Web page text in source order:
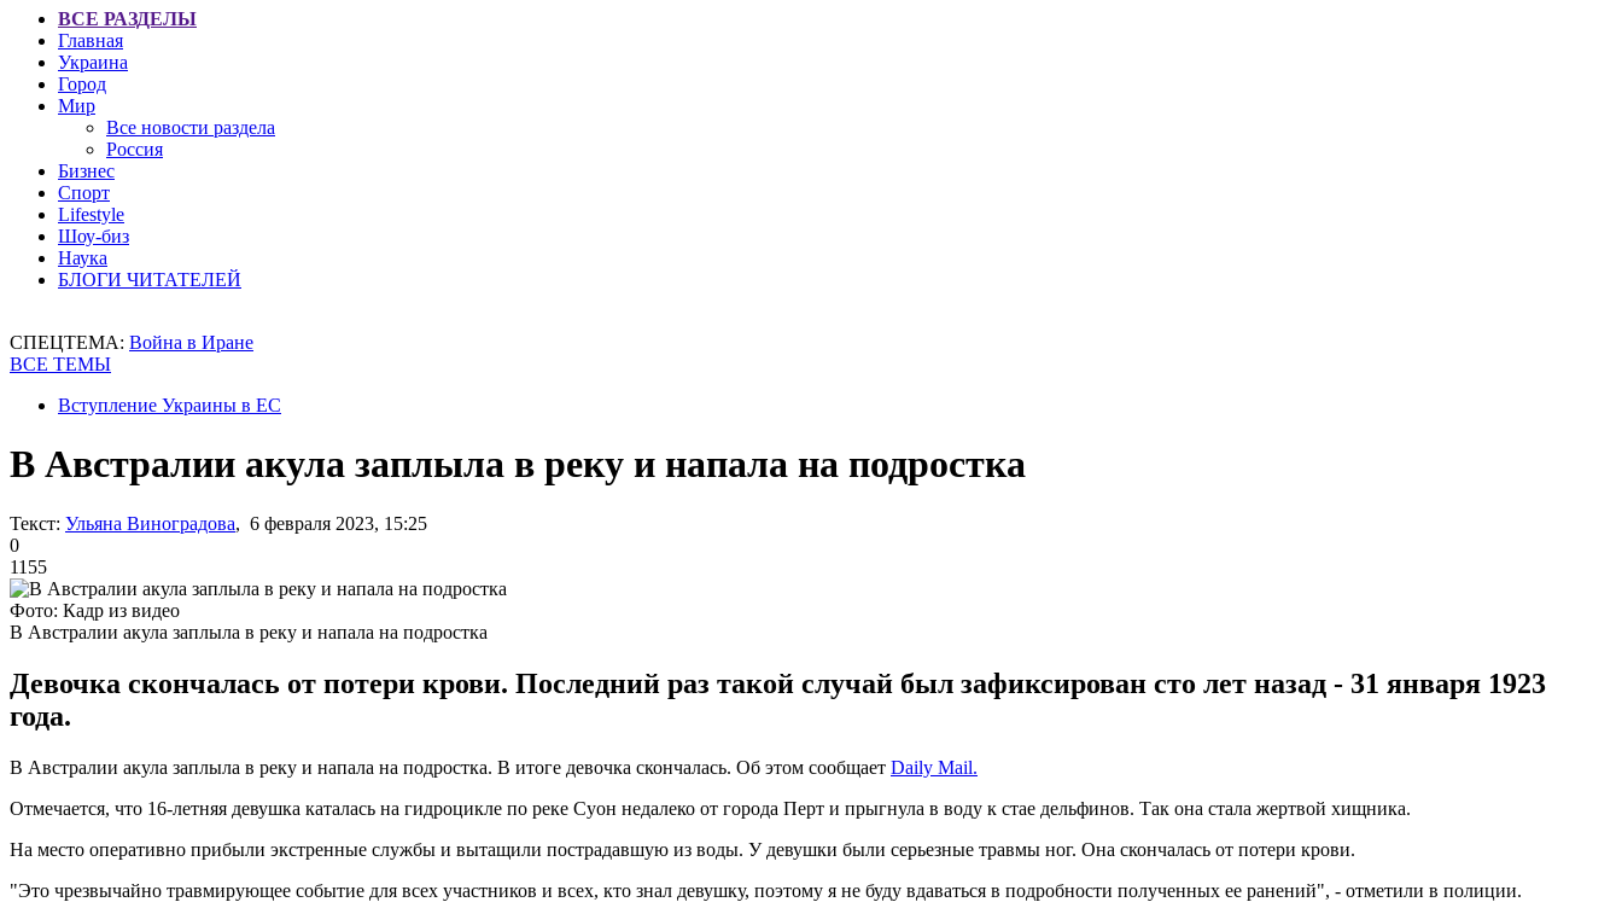
ВСЕ РАЗДЕЛЫ
Главная
Украина
Город
Мир
Все новости раздела
Россия
Бизнес
Спорт
Lifestyle
Шоу-биз
Наука
БЛОГИ ЧИТАТЕЛЕЙ
СПЕЦТЕМА: Война в Иране
ВСЕ ТЕМЫ
Вступление Украины в ЕС
В Австралии акула заплыла в реку и напала на подростка
Текст: Ульяна Виноградова, 6 февраля 2023, 15:25
0
1155
Фото: Кадр из видео
В Австралии акула заплыла в реку и напала на подростка
Девочка скончалась от потери крови. Последний раз такой случай был зафиксирован сто лет назад - 31 января 1923
года.
В Австралии акула заплыла в реку и напала на подростка. В итоге девочка скончалась. Об этом сообщает Daily Mail.
Отмечается, что 16-летняя девушка каталась на гидроцикле по реке Суон недалеко от города Перт и прыгнула в воду к стае дельфинов. Так она стала жертвой хищника.
На место оперативно прибыли экстренные службы и вытащили пострадавшую из воды. У девушки были серьезные травмы ног. Она скончалась от потери крови.
"Это чрезвычайно травмирующее событие для всех участников и всех, кто знал девушку, поэтому я не буду вдаваться в подробности полученных ее ранений", - отметили в полиции.